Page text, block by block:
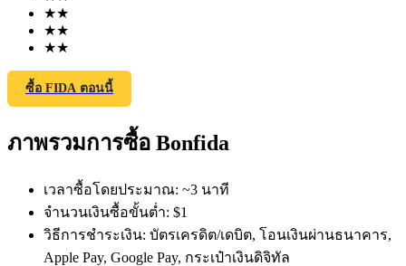
ฟิวเจอร์ส COIN-M
ฟิวเจอร์สสกุลเงินดิจิทัล
TradFi
อนุพันธ์ของหุ้น ฟอเร็กซ์ โลหะมีค่า และสินค้าโภคภัณฑ์
★★
★★
★★
ซื้อ FIDA ตอนนี้
ภาพรวมการซื้อ Bonfida
เวลาซื้อโดยประมาณ: ~3 นาที
จำนวนเงินซื้อขั้นต่ำ: $1
วิธีการชำระเงิน: บัตรเครดิต/เดบิต, โอนเงินผ่านธนาคาร,
Apple Pay, Google Pay, กระเป๋าเงินดิจิทัล